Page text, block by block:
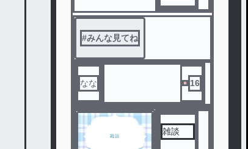
んを治
す
#みんな見てね
なな 16
雑談